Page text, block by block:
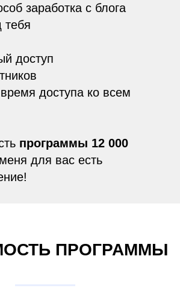
заработка с блога
тебя
доступ
доступа ко всем
программы 12 000
для вас есть
ПРОГРАММЫ